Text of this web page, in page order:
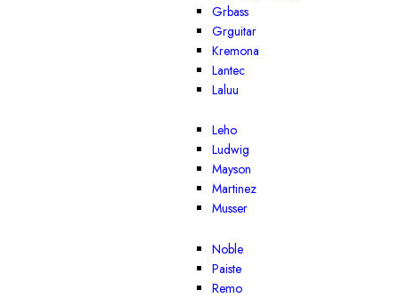
Grbass
Grguitar
Kremona
Lantec
Laluu
Leho
Ludwig
Mayson
Martinez
Musser
Noble
Paiste
Remo